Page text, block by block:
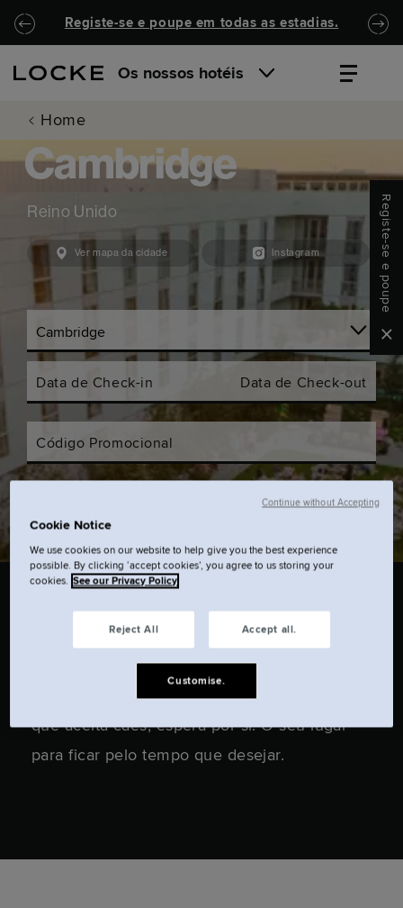
Saltar para o conteúdo principal
Locke.Header.SkipToNav
Registe-se e poupe em todas as estadias.
Os nossos hotéis
Home
Cambridge
Reino Unido
Ver mapa da cidade Instagram
Data de Check-in Data de Check-out
Código Promocional
Consultar disponibilidade.
Quer esteja aqui para trabalhar, divertir-se ou
estudar, o aparthotel Locke em Cambridge,
que aceita cães, espera por si. O seu lugar
para ficar pelo tempo que desejar.
Registe-se e poupe
Cookie Notice
We use cookies on our website to help give you the best experience
possible. By clicking ‘accept cookies’, you agree to us storing your
cookies. See our Privacy Policy
Reject All Accept all.
Customise.
Continue without Accepting